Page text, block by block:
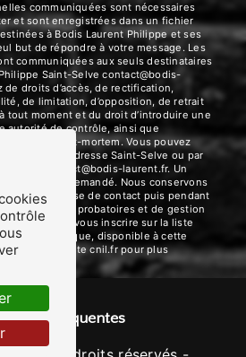
communiquées sont nécessaires
et sont enregistrées dans un fichier
à Bodis Laurent Philippe et ses
but de répondre à votre message. Les
communiquées aux seuls destinataires
Saint-Selve contact@bodis-
droits d’accès, de rectification,
de limitation, d’opposition, de retrait
tout moment et du droit d’introduire une
autorité de contrôle, ainsi que
données post-mortem. Vous pouvez
postale à l'adresse Saint-Selve ou par
contact@bodis-laurent.fr. Un
vous être demandé. Nous conservons
période de prise de contact puis pendant
légale aux fins probatoires et de gestion
le droit de vous inscrire sur la liste
téléphonique, disponible à cette
Consultez le site cnil.fr pour plus
fréquentes